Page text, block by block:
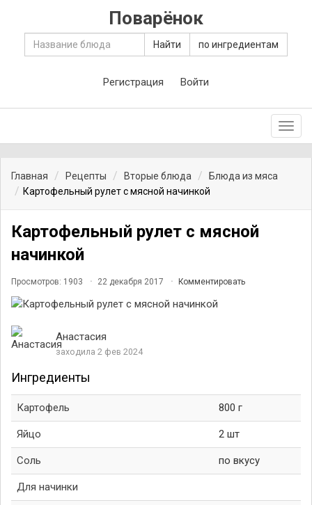
Поварёнок
Найти по ингредиентам
Регистрация Войти
Главная Рецепты Вторые блюда
Блюда из мяса
Картофельный рулет с мясной начинкой
Картофельный рулет с мясной
начинкой
Просмотров: 1903 22 декабря 2017 Комментировать
Анастасия
заходила 2 фев 2024
Ингредиенты
Картофель 800 г
Яйцо 2 шт
Соль по вкусу
Для начинки